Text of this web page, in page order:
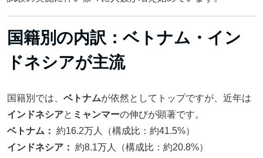
国籍別の内訳：ベトナム・イン
ドネシアが主流
国籍別では、 ベトナムが依然としてトップですが、近年は
インドネシアと ミャンマーの伸びが顕著です。
ベトナム： 約16.2万人（構成比：約41.5%）
インドネシア： 約8.1万人（構成比：約20.8%）